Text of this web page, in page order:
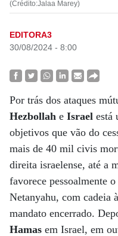
(Crédito:Jalaa Marey)
EDITORA3
30/08/2024 - 8:00
Por trás dos ataques
Hezbollah e Israel está
objetivos que vão do
mais de 40 mil civis
direita israelense, até a
favorece pessoalmente
Netanyahu, com cadeia
mandato encerrado.
Hamas em Israel, em